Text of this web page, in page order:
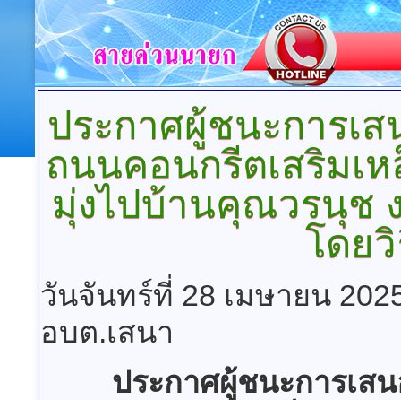
ประกาศผู้ชนะการเ
ถนนคอนกรีตเสริมเ
มุ่งไปบ้านคุณวรนุช
โดย
วันจันทร์ที่ 28 เมษายน
อบต.เสนา
ประกาศผู้ชนะการเส